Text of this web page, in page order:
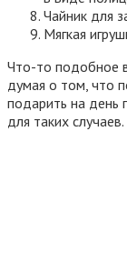
Чайник для
Мягкая
Что-то подобное
думая о том, что
подарить на день
для таких случаев.